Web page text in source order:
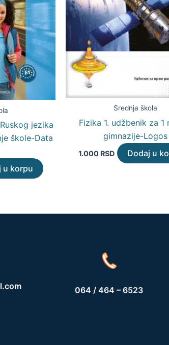
jezika
škole-Data
u korpu
Srednja škola
Fizika 1. udžbenik za 1
gimnazije-Logos
1.000 RSD Dodaj u
064 / 464 – 6523